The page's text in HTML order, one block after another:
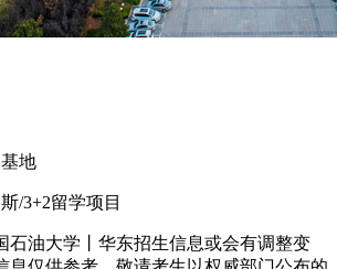
地
/3+2留学项目
石油大学丨华东招生信息或会有调整变